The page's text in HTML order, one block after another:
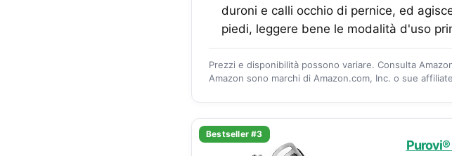
duroni e calli occhio di pernice, ed
piedi, leggere bene le modalità d'uso
Prezzi e disponibilità possono variare. Consulta
Amazon sono marchi di Amazon.com, Inc. o sue
Bestseller #3
Purovi®